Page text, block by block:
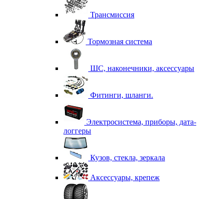
Трансмиссия
Тормозная система
ШС, наконечники, аксессуары
Фитинги, шланги.
Электросистема, приборы, дата-
логгеры
Кузов, стекла, зеркала
Аксессуары, крепеж